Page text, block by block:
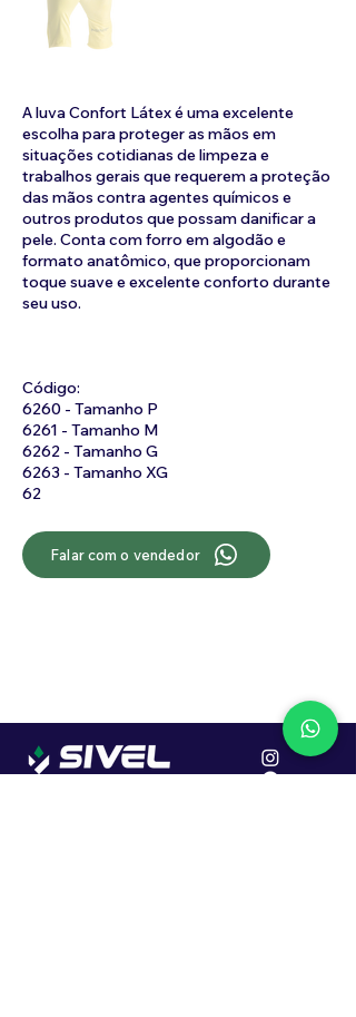
A luva Confort Látex é uma excelente
escolha para proteger as mãos em
situações cotidianas de limpeza e
trabalhos gerais que requerem a proteção
das mãos contra agentes químicos e
outros produtos que possam danificar a
pele. Conta com forro em algodão e
formato anatômico, que proporcionam
toque suave e excelente conforto durante
seu uso.
Código:
6260 - Tamanho P
6261 - Tamanho M
6262 - Tamanho G
6263 - Tamanho XG
62
Falar com o vendedor